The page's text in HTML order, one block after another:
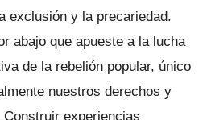
exclusión y la precariedad.
abajo que apueste a la lucha
de la rebelión popular, único
nuestros derechos y
experiencias